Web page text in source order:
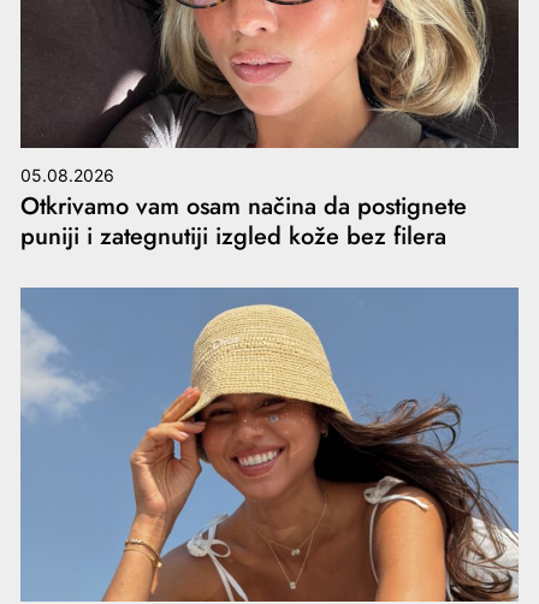
05.08.2026
Otkrivamo vam osam načina da postignete
puniji i zategnutiji izgled kože bez filera